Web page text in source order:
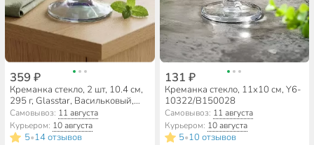
359 ₽
Креманка стекло, 2 шт, 10.4 см,
295 г, Glasstar, Васильковый,
RNVS_1571(2)_1
Самовывоз: 11 августа
Курьером: 10 августа
5•14 отзывов
131 ₽
Креманка стекло, 11х10 см, Y6-
10322/B150028
Самовывоз: 11 августа
Курьером: 10 августа
5•10 отзывов